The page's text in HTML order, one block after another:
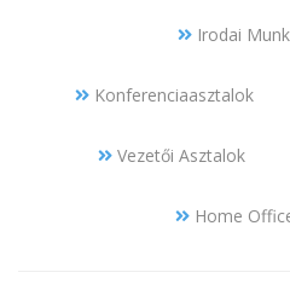
Irodai
Konferenciaasztalok
Vezetői Asztalok
Home